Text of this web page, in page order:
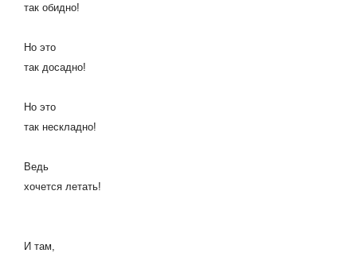
так обидно!
Но это
так досадно!
Но это
так нескладно!
Ведь
хочется летать!
И там,